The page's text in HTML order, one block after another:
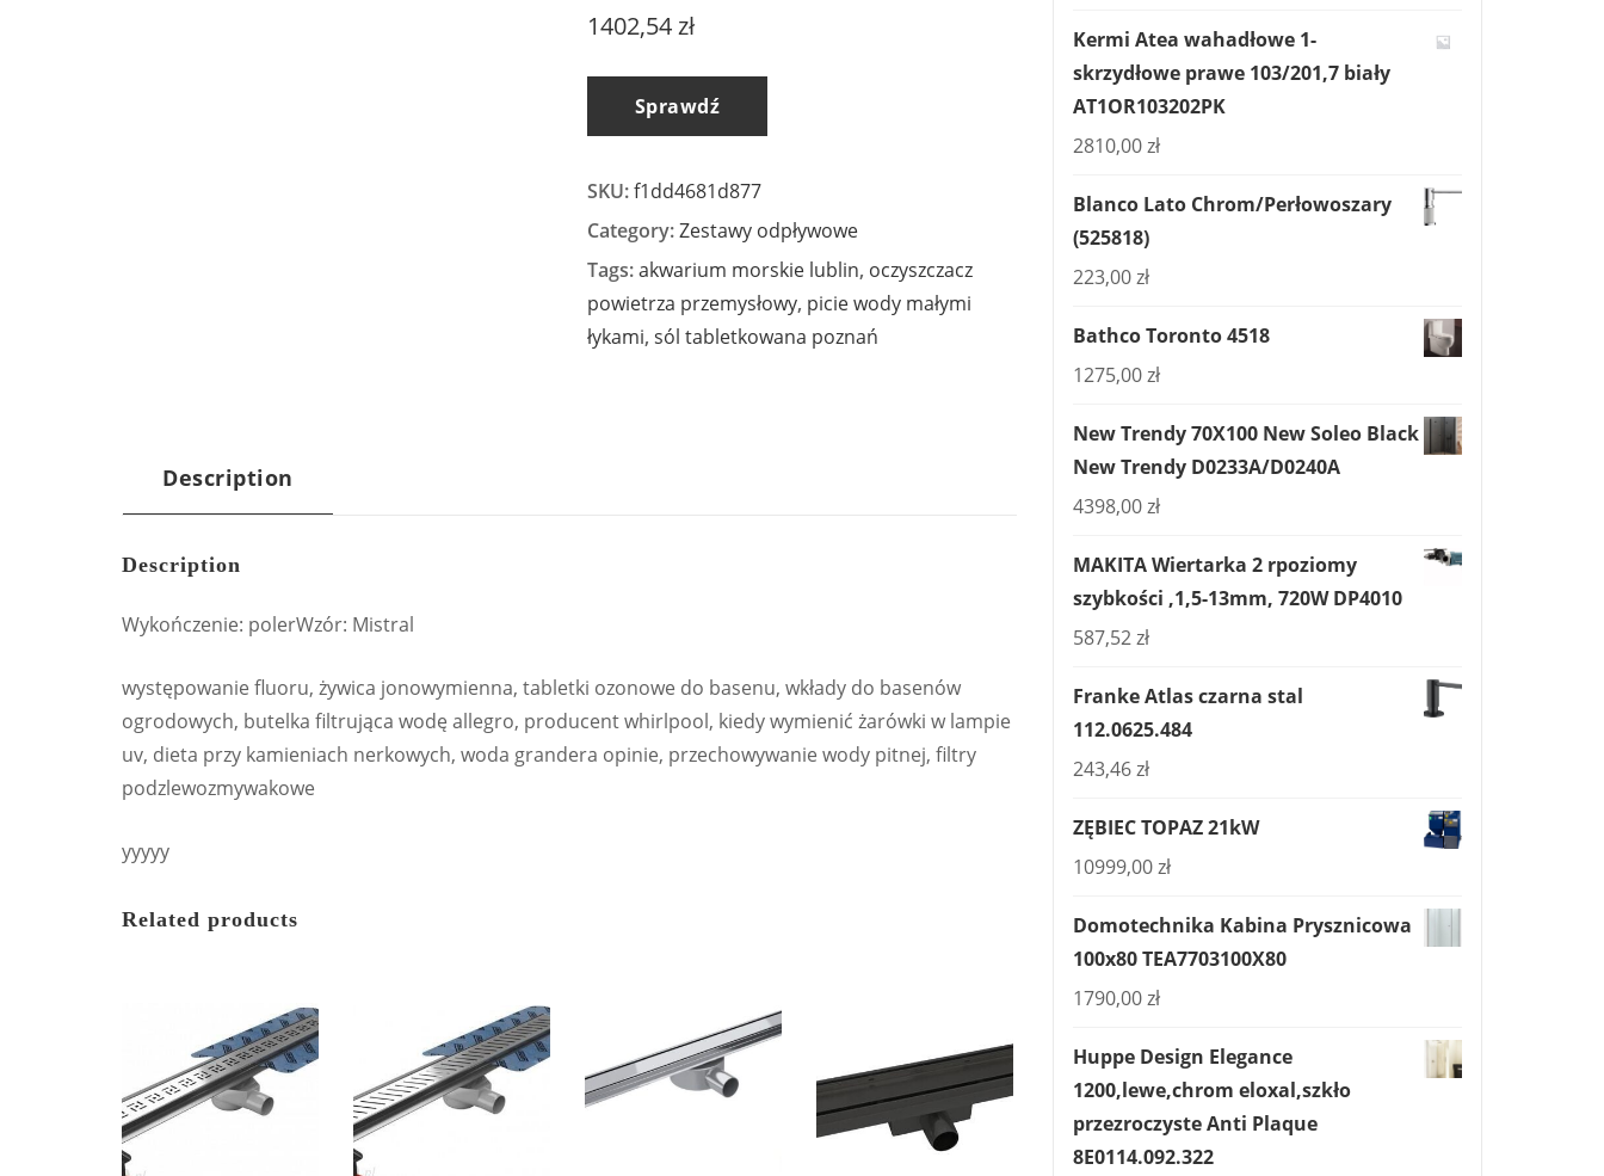
1402,54zł
Sprawdź
SKU:f1dd4681d877
Category:Zestawy odpływowe
Tags:akwarium morskie lublin, oczyszczacz
powietrza przemysłowy, picie wody małymi
łykami, sól tabletkowana poznań
Description
Description
Wykończenie: polerWzór: Mistral
występowanie fluoru, żywica jonowymienna, tabletki ozonowe do basenu, wkłady do basenów
ogrodowych, butelka filtrująca wodę allegro, producent whirlpool, kiedy wymienić żarówki w lampie
uv, dieta przy kamieniach nerkowych, woda grandera opinie, przechowywanie wody pitnej, filtry
podzlewozmywakowe
yyyyy
Related products
Kermi Atea wahadłowe 1-
skrzydłowe prawe 103/201,7 biały
AT1OR103202PK
2810,00zł
Blanco Lato Chrom/Perłowoszary
(525818)
223,00zł
Bathco Toronto 4518
1275,00zł
New Trendy 70X100 New Soleo Black
New Trendy D0233A/D0240A
4398,00zł
MAKITA Wiertarka 2 rpoziomy
szybkości ,1,5-13mm, 720W DP4010
587,52zł
Franke Atlas czarna stal
112.0625.484
243,46zł
ZĘBIEC TOPAZ 21kW
10999,00zł
Domotechnika Kabina Prysznicowa
100x80 TEA7703100X80
1790,00zł
Huppe Design Elegance
1200,lewe,chrom eloxal,szkło
przezroczyste Anti Plaque
8E0114.092.322